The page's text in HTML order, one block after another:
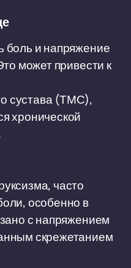
боль и напряжение
может привести к
сустава (ТМС),
хронической
часто
особенно в
с напряжением
скрежетанием